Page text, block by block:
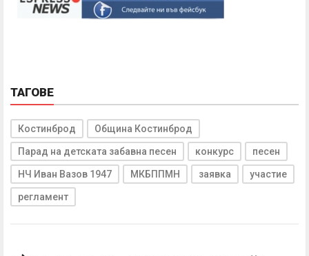
ТАГОВЕ
Костинброд Община Костинброд
Парад на детската забавна песен конкурс песен
НЧ Иван Вазов 1947 МКБППМН заявка участие
регламент